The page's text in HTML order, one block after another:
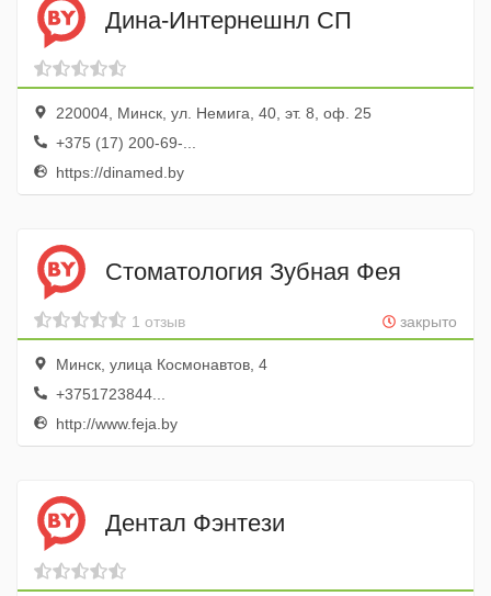
Дина-Интернешнл СП
220004, Минск, ул. Немига, 40, эт. 8, оф. 25
+375 (17) 200-69-...
https://dinamed.by
Стоматология Зубная Фея
закрыто
1 отзыв
Минск, улица Космонавтов, 4
+3751723844...
http://www.feja.by
Дентал Фэнтези